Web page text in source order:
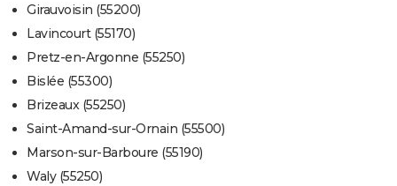
Girauvoisin (55200)
Lavincourt (55170)
Pretz-en-Argonne (55250)
Bislée (55300)
Brizeaux (55250)
Saint-Amand-sur-Ornain (55500)
Marson-sur-Barboure (55190)
Waly (55250)